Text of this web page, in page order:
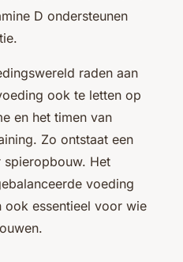
D ondersteunen
raden aan
ook te letten op
en het timen van
Zo ontstaat een
Het
voeding
ook essentieel voor wie